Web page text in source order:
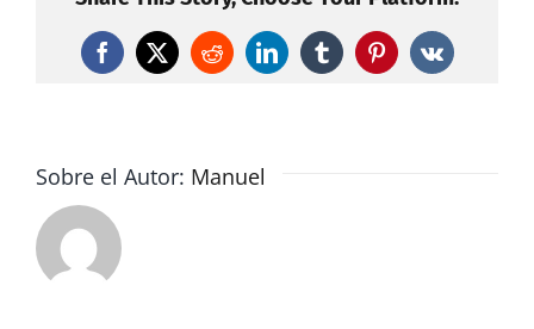
Facebook
X RedditLinkedInTumblrPinterest
Vk
Sobre el Autor: Manuel